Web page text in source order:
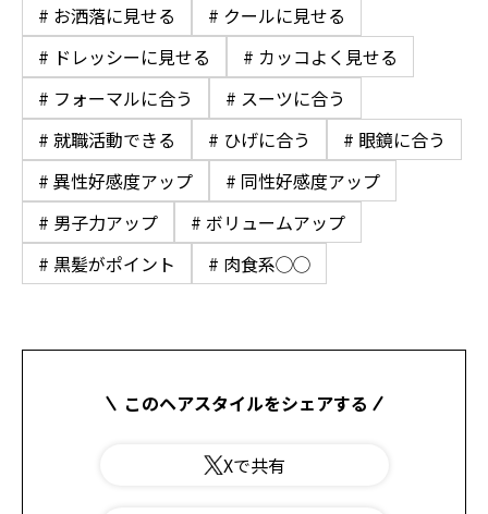
# お洒落に見せる
# クールに見せる
# ドレッシーに見せる
# カッコよく見せる
# フォーマルに合う
# スーツに合う
# 就職活動できる
# ひげに合う
# 眼鏡に合う
# 異性好感度アップ
# 同性好感度アップ
# 男子力アップ
# ボリュームアップ
# 黒髪がポイント
# 肉食系◯◯
このヘアスタイルをシェアする
Xで共有